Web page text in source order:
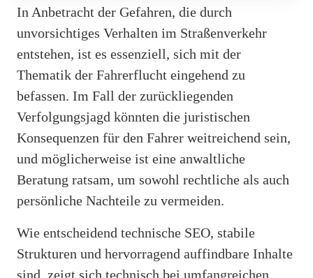
In Anbetracht der Gefahren, die durch
unvorsichtiges Verhalten im Straßenverkehr
entstehen, ist es essenziell, sich mit der
Thematik der Fahrerflucht eingehend zu
befassen. Im Fall der zurückliegenden
Verfolgungsjagd könnten die juristischen
Konsequenzen für den Fahrer weitreichend sein,
und möglicherweise ist eine anwaltliche
Beratung ratsam, um sowohl rechtliche als auch
persönliche Nachteile zu vermeiden.
Wie entscheidend technische SEO, stabile
Strukturen und hervorragend auffindbare Inhalte
sind, zeigt sich technisch bei umfangreichen